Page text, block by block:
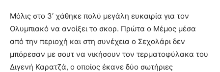
Μόλις στο 3′ χάθηκε πολύ μεγάλη ευκαιρία για τον
Ολυμπιακό να ανοίξει το σκορ. Πρώτα ο Μέμος μέσα
από την περιοχή και στη συνέχεια ο Σεχολάρι δεν
μπόρεσαν με σουτ να νικήσουν τον τερματοφύλακα του
Διγενή Καρατζά, ο οποίος έκανε δύο σωτήριες